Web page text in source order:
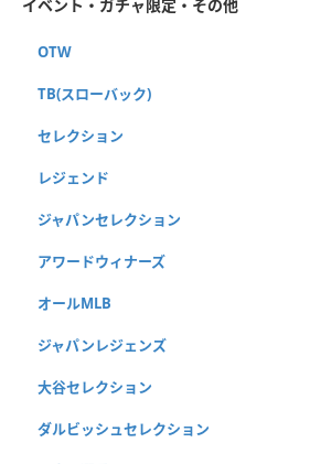
イベント・ガチャ限定・その他
OTW
TB(スローバック)
セレクション
レジェンド
ジャパンセレクション
アワードウィナーズ
オールMLB
ジャパンレジェンズ
大谷セレクション
ダルビッシュセレクション